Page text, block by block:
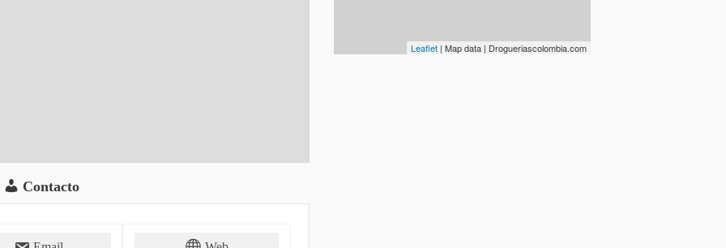
Contacto
Leaflet | Map data | Drogueriascolombia.com